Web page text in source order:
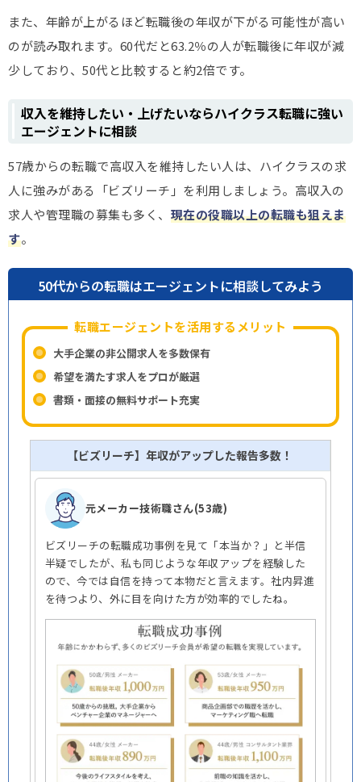
また、年齢が上がるほど転職後の年収が下がる可能性が高い
のが読み取れます。60代だと63.2％の人が転職後に年収が減
少しており、50代と比較すると約2倍です。
収入を維持したい・上げたいならハイクラス転職に強い
エージェントに相談
57歳からの転職で高収入を維持したい人は、ハイクラスの求
人に強みがある「ビズリーチ」を利用しましょう。高収入の
求人や管理職の募集も多く、 現在の役職以上の転職も狙えま
す。
50代からの転職はエージェントに相談してみよう
転職エージェントを活用するメリット
大手企業の非公開求人を多数保有
希望を満たす求人をプロが厳選
書類・面接の無料サポート充実
【ビズリーチ】年収がアップした報告多数！
元メーカー技術職さん(53歳)
ビズリーチの転職成功事例を見て「本当か？」と半信
半疑でしたが、私も同じような年収アップを経験した
ので、今では自信を持って本物だと言えます。社内昇進
を待つより、外に目を向けた方が効率的でしたね。